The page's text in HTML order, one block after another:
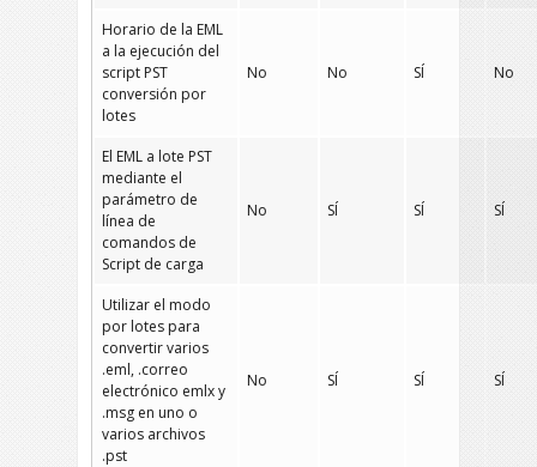
Horario de la EML
a la ejecución del
script PST
conversión por
lotes
No No SÍ No
El EML a lote PST
mediante el
parámetro de
línea de
comandos de
Script de carga
No SÍ SÍ SÍ
Utilizar el modo
por lotes para
convertir varios
.eml, .correo
electrónico emlx y
.msg en uno o
varios archivos
.pst
No SÍ SÍ SÍ